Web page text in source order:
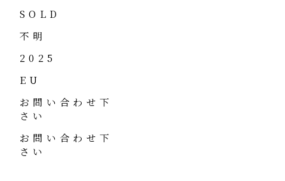
SOLD
不明
2025
EU
お問い合わせ下
さい
お問い合わせ下
さい